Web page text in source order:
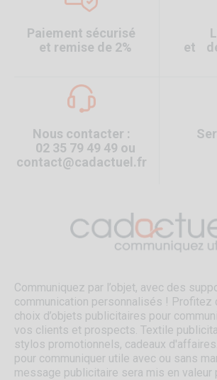
Paiement sécurisé
et remise de 2%
et
Nous contacter :
02 35 79 49 49 ou
contact@cadactuel.fr
Communiquez par l’objet, avec des
communication personnalisés ! Profitez
choix d’objets publicitaires pour
vos clients et prospects. Textile
stylos promotionnels, cadeaux
pour communiquer utile avec ou sans
message publicitaire sera mis en valeur